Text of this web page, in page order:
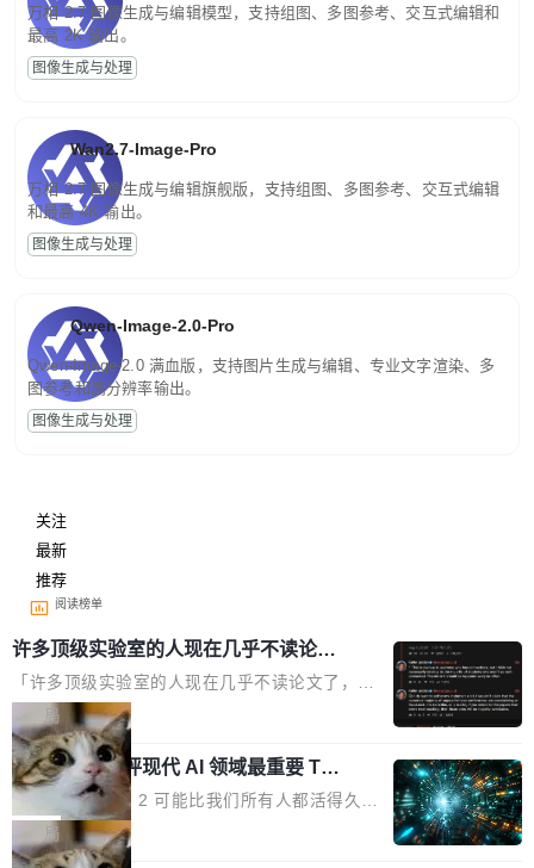
万相 2.7 图像生成与编辑模型，支持组图、多图参考、交互式编辑和
最高 2K 输出。
图像生成与处理
Wan2.7-Image-Pro
万相 2.7 图像生成与编辑旗舰版，支持组图、多图参考、交互式编辑
和最高 4K 输出。
图像生成与处理
Qwen-Image-2.0-Pro
Qwen-Image-2.0 满血版，支持图片生成与编辑、专业文字渲染、多
图参考和高分辨率输出。
图像生成与处理
关注
最新
推荐
阅读榜单
许多顶级实验室的人现在几乎不读论文
了
「许多顶级实验室的人现在几乎不读论文了，而
且他们认为 ICLR/ICML/NeurIPS 充斥着大量过
度宣传和欺诈。」 OpenAI 研究员 Keller Jorda
n 这条推文引发了广泛讨论。他不是在说风凉
话，他是说出了一个圈内人尽皆知但很少公开捅
破的事实。 Jordan 随后补充了一句软化声明：
「我不认为这些会议上大部分论文都在过度宣传
局
xAI 前工程师评现代 AI 领域最重要 Top
3 开源项目
Flash Attention 2 可能比我们所有人都活得久。
这句话不是来自某个技术博客，而是出自 Hieu
Pham 的一条推文。Hieu Pham 是谁？他是 xAI
局